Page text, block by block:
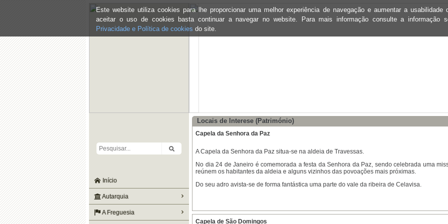
Este website utiliza cookies para lhe proporcionar uma melhor experiência de navegação e aumentar a usabilidade
aceitar o uso de cookies basta continuar a navegar no website. Para mais informação consulte a informação
Privacidade e Política de cookies do site.
Início
Autarquia
A Freguesia
Locais de Interese (Património)
Capela da Senhora da Paz
A Capela da Senhora da Paz situa-se na aldeia de Travessas.
No dia 24 de Janeiro é comemorada a festa da Senhora da Paz, sendo celebrada uma
reúnem os habitantes da aldeia e alguns vizinhos das povoações mais próximas.
Do seu adro avista-se de forma fantástica uma parte do vale da ribeira de Celavisa.
Capela de São Domingos